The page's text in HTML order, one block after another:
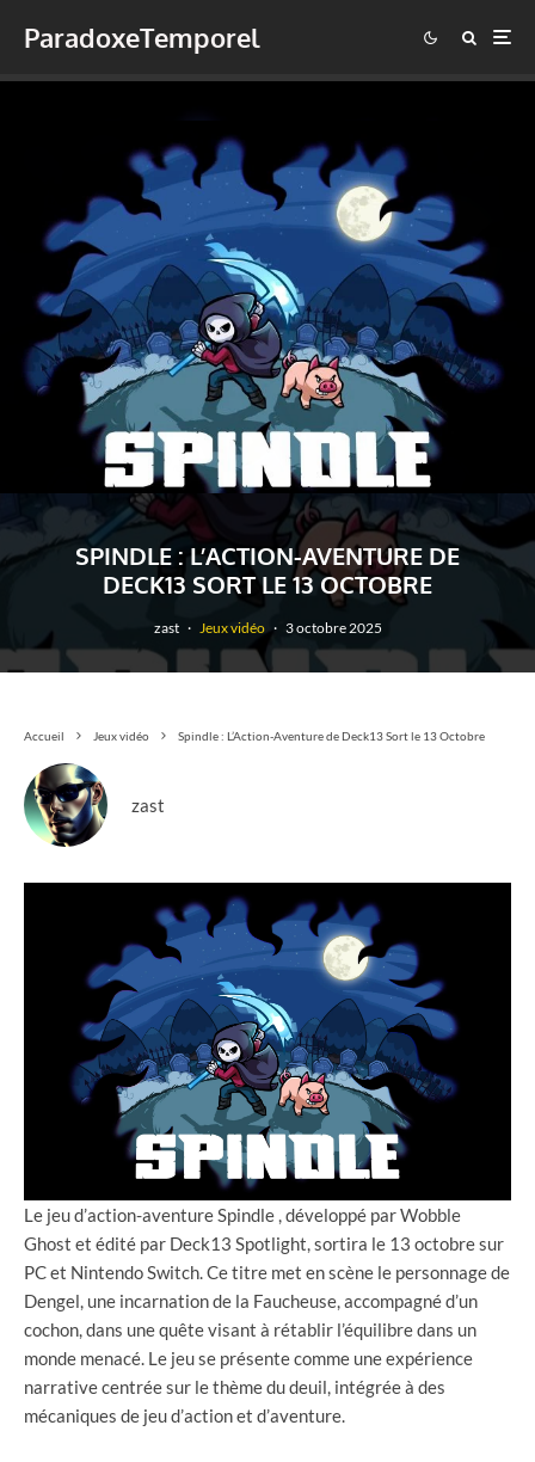
ParadoxeTemporel
SPINDLE : L’ACTION-AVENTURE DE
DECK13 SORT LE 13 OCTOBRE
zast · Jeux vidéo · 3 octobre 2025
Accueil Jeux vidéo Spindle : L’Action-Aventure de Deck13 Sort le 13 Octobre
zast
Le jeu d’action-aventure Spindle , développé par Wobble
Ghost et édité par Deck13 Spotlight, sortira le 13 octobre sur
PC et Nintendo Switch. Ce titre met en scène le personnage de
Dengel, une incarnation de la Faucheuse, accompagné d’un
cochon, dans une quête visant à rétablir l’équilibre dans un
monde menacé. Le jeu se présente comme une expérience
narrative centrée sur le thème du deuil, intégrée à des
mécaniques de jeu d’action et d’aventure.